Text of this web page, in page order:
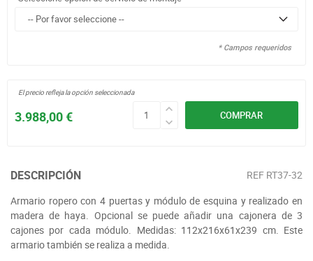
* Campos requeridos
COMPRAR
3.988,00 €
El precio refleja la opción seleccionada
DESCRIPCIÓN REF RT37-32
Armario ropero con 4 puertas y módulo de esquina y realizado en
madera de haya. Opcional se puede añadir una cajonera de 3
cajones por cada módulo. Medidas: 112x216x61x239 cm. Este
armario también se realiza a medida.